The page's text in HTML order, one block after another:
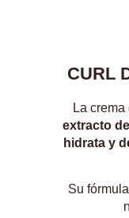
CURL
La
extracto
hidrata y
Su